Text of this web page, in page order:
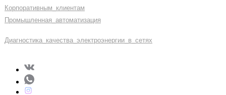
Корпоративным клиентам
Промышленная автоматизация
Диагностика качества электроэнергии в сетях